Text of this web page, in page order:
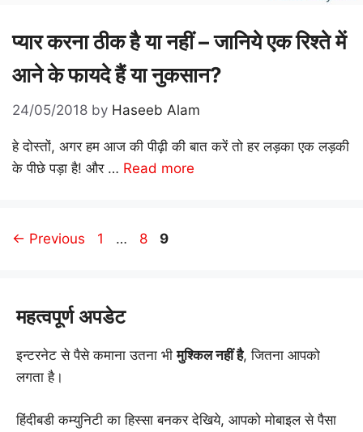
प्यार करना ठीक है या नहीं – जानिये एक रिश्ते में
आने के फायदे हैं या नुकसान?
24/05/2018 by Haseeb Alam
हे दोस्तों, अगर हम आज की पीढ़ी की बात करें तो हर लड़का एक लड़की
के पीछे पड़ा है! और … Read more
← Previous Page
1 … Page
8 Page
9
महत्वपूर्ण अपडेट
इन्टरनेट से पैसे कमाना उतना भीमुश्किल नहीं है, जितना आपको
लगता है।
हिंदीबडी कम्युनिटी का हिस्सा बनकर देखिये, आपको मोबाइल से पैसा